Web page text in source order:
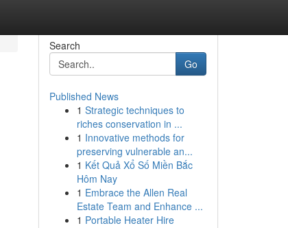
Search
Go
Published News
1 Strategic techniques to
riches conservation in ...
1 Innovative methods for
preserving vulnerable an...
1 Kết Quả Xổ Số Miền Bắc
Hôm Nay
1 Embrace the Allen Real
Estate Team and Enhance ...
1 Portable Heater Hire